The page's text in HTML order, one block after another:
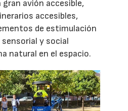
avión accesible,
accesibles,
de estimulación
y social
natural en el espacio.